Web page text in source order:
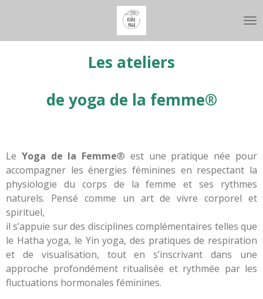
contenu
Les ateliers
de yoga de la femme®
Le Yoga de la Femme® est une pratique née pour
accompagner les énergies féminines en respectant la
physiologie du corps de la femme et ses rythmes
naturels. Pensé comme un art de vivre corporel et
spirituel,
il s’appuie sur des disciplines complémentaires telles que
le Hatha yoga, le Yin yoga, des pratiques de respiration
et de visualisation, tout en s’inscrivant dans une
approche profondément ritualisée et rythmée par les
fluctuations hormonales féminines.